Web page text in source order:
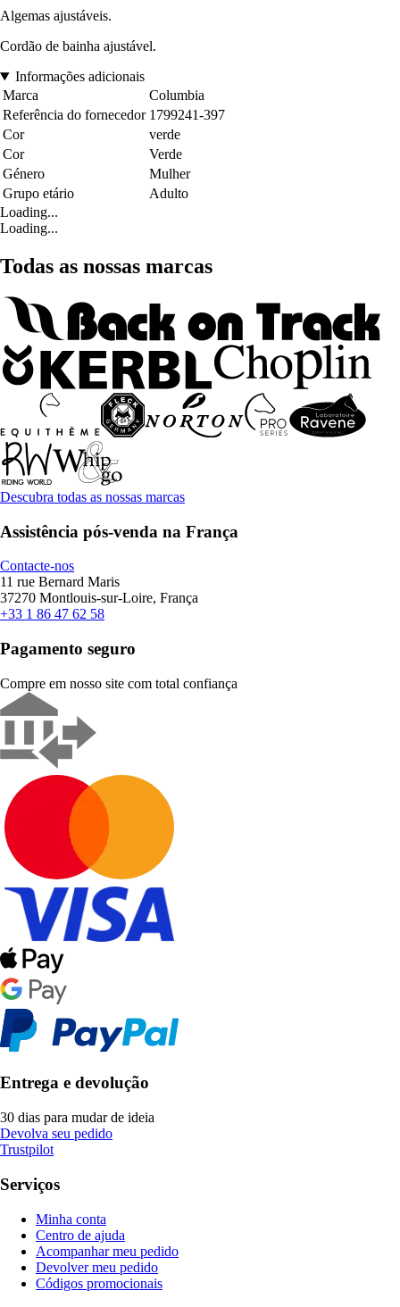
Algemas ajustáveis.
Cordão de bainha ajustável.
Informações adicionais
Marca
Columbia
Referência do fornecedor 1799241-397
Cor
verde
Cor
Verde
Género
Mulher
Grupo etário
Adulto
Loading...
Loading...
Todas as nossas marcas
Descubra todas as nossas marcas
Assistência pós-venda na França
Contacte-nos
11 rue Bernard Maris
37270 Montlouis-sur-Loire, França
+33 1 86 47 62 58
Pagamento seguro
Compre em nosso site com total confiança
Entrega e devolução
30 dias para mudar de ideia
Devolva seu pedido
Trustpilot
Serviços
Minha conta
Centro de ajuda
Acompanhar meu pedido
Devolver meu pedido
Códigos promocionais